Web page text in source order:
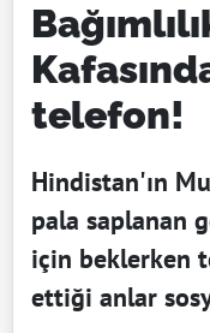
telefon!
Hindistan'ın
pala saplanan
için beklerken
ettiği anlar